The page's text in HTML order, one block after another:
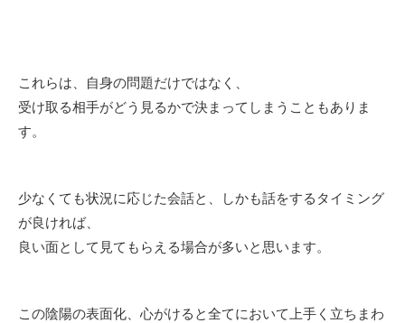
これらは、自身の問題だけではなく、
受け取る相手がどう見るかで決まってしまうこともありま
す。
少なくても状況に応じた会話と、しかも話をするタイミング
が良ければ、
良い面として見てもらえる場合が多いと思います。
この陰陽の表面化、心がけると全てにおいて上手く立ちまわ